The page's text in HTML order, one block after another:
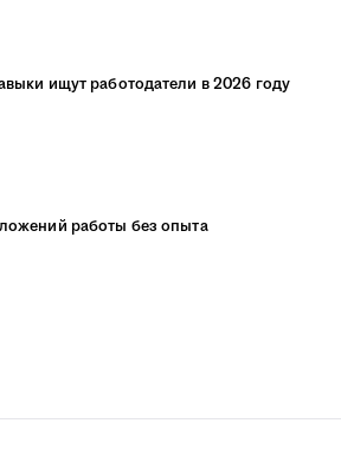
ищут работодатели в 2026 году
работы без опыта